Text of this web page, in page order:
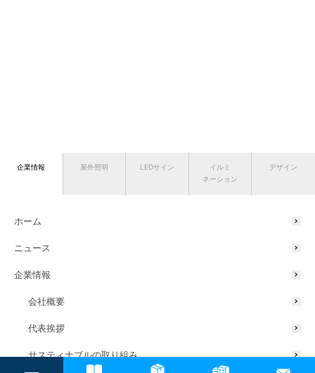
企業情報 屋外照明 LEDサイン
イルミ
ネーション
デザイン
ホーム
ニュース
企業情報
会社概要
代表挨拶
サスティナブルの取り組み